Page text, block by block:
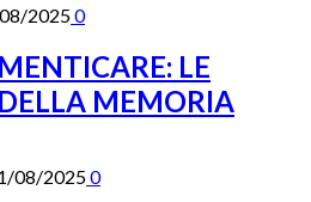
20250
LE
MEMORIA
08/20250